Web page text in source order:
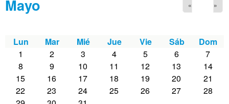
Mayo « »
Lun Mar Mié Jue Vie Sáb
Dom
1
2 3 4 5 6
7
8
9 10 11 12 13
14
15
16 17 18 19 20
21
22
23 24 25 26 27
28